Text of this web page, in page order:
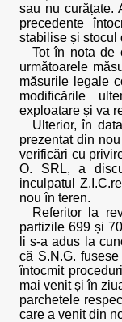
sau nu curățate.
precedente
stabilise și stocul
Tot în nota de
următoarele
măsurile legale
modificările
exploatare și va
Ulterior, în
prezentat din
verificări cu
O. SRL, a
inculpatul
nou în teren.
Referitor la
partizile 699 și
li s-a adus la
că S.N.G.
întocmit
mai venit și în
parchetele
care a venit din